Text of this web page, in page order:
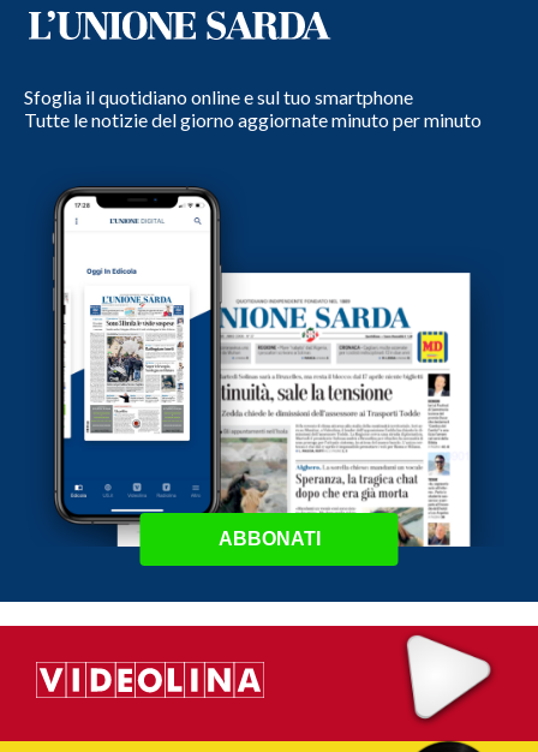
Sfoglia il quotidiano online e sul tuo smartphone
Tutte le notizie del giorno aggiornate minuto per minuto
ABBONATI